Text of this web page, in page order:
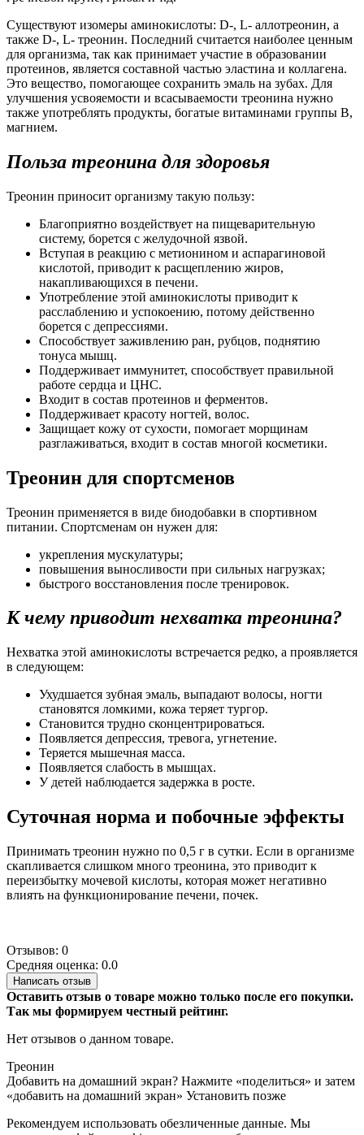
Существуют изомеры аминокислоты: D-, L- аллотреонин, а
также D-, L- треонин. Последний считается наиболее ценным
для организма, так как принимает участие в образовании
протеинов, является составной частью эластина и коллагена.
Это вещество, помогающее сохранить эмаль на зубах. Для
улучшения усвояемости и всасываемости треонина нужно
также употреблять продукты, богатые витаминами группы В,
магнием.
Польза треонина для здоровья
Треонин приносит организму такую пользу:
Благоприятно воздействует на пищеварительную
систему, борется с желудочной язвой.
Вступая в реакцию с метионином и аспарагиновой
кислотой, приводит к расщеплению жиров,
накапливающихся в печени.
Употребление этой аминокислоты приводит к
расслаблению и успокоению, потому действенно
борется с депрессиями.
Способствует заживлению ран, рубцов, поднятию
тонуса мышц.
Поддерживает иммунитет, способствует правильной
работе сердца и ЦНС.
Входит в состав протеинов и ферментов.
Поддерживает красоту ногтей, волос.
Защищает кожу от сухости, помогает морщинам
разглаживаться, входит в состав многой косметики.
Треонин для спортсменов
Треонин применяется в виде биодобавки в спортивном
питании. Спортсменам он нужен для:
укрепления мускулатуры;
повышения выносливости при сильных нагрузках;
быстрого восстановления после тренировок.
К чему приводит нехватка треонина?
Нехватка этой аминокислоты встречается редко, а проявляется
в следующем:
Ухудшается зубная эмаль, выпадают волосы, ногти
становятся ломкими, кожа теряет тургор.
Становится трудно сконцентрироваться.
Появляется депрессия, тревога, угнетение.
Теряется мышечная масса.
Появляется слабость в мышцах.
У детей наблюдается задержка в росте.
Суточная норма и побочные эффекты
Принимать треонин нужно по 0,5 г в сутки. Если в организме
скапливается слишком много треонина, это приводит к
переизбытку мочевой кислоты, которая может негативно
влиять на функционирование печени, почек.
Отзывов: 0
Средняя оценка: 0.0
Написать отзыв
Оставить отзыв о товаре можно только после его покупки.
Так мы формируем честный рейтинг.
Нет отзывов о данном товаре.
Треонин
Добавить на домашний экран? Нажмите «поделиться» и затем
«добавить на домашний экран» Установить позже
Рекомендуем использовать обезличенные данные. Мы